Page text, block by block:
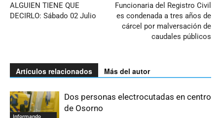
ALGUIEN TIENE QUE
DECIRLO: Sábado 02 Julio
Funcionaria del Registro Civil
es condenada a tres años de
cárcel por malversación de
caudales públicos
Artículos relacionados Más del autor
Informando
Dos personas electrocutadas en centro
de Osorno